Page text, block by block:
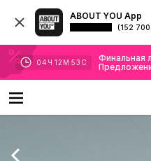
ABOUT YOU App
(152
04 Ч 12 М 51 С
Финальная